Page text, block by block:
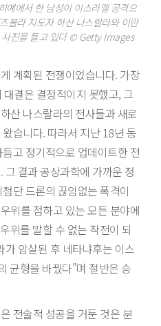
예에서 한 남성이 이스라엘 공격으
볼라 지도자 하산 나스랄라와 이란
진을 들고 있다 © Getty Images
계획된 전쟁이었습니다. 가장
결은 결정적이지 못했고, 그
산 나스랄라의 전사들과 새로
습니다. 따라서 지난 18년 동
고 정기적으로 업데이트한 전
결과 공상과학에 가까운 정
단 드론의 끊임없는 폭격이
위를 점하고 있는 모든 분야에
위를 말할 수 없는 작전이 되
암살된 후 네타냐후는 이스
균형을 바꿨다”며 절반은 승
전술적 성공을 거둔 것은 분